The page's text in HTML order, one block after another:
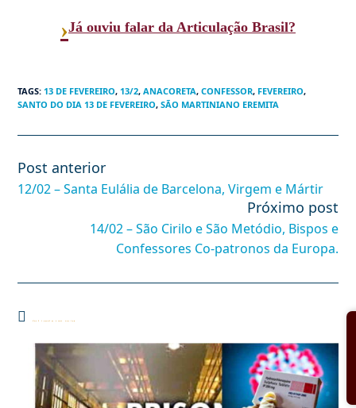
›Já ouviu falar da Articulação Brasil?
TAGS:13 DE FEVEREIRO, 13/2, ANACORETA, CONFESSOR, FEVEREIRO,
SANTO DO DIA 13 DE FEVEREIRO, SÃO MARTINIANO EREMITA
Leia
artigos
Post anterior
12/02 – Santa Eulália de Barcelona, Virgem e Mártir
Próximo post
14/02 – São Cirilo e São Metódio, Bispos e
Confessores Co-patronos da Europa.